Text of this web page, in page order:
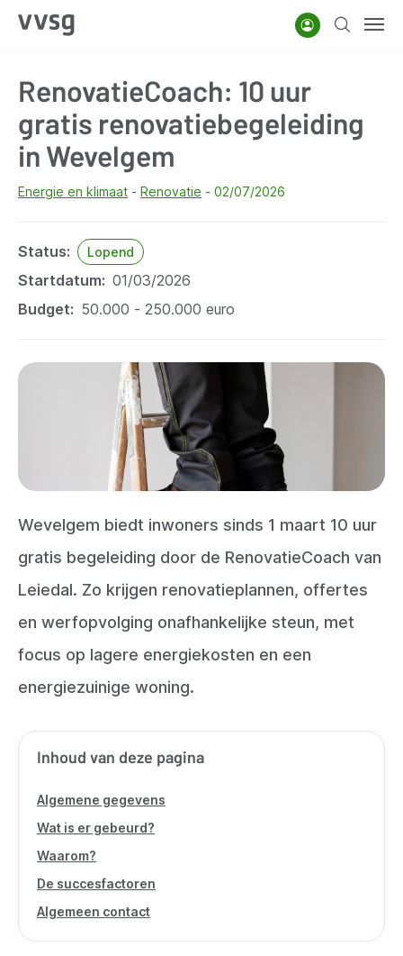
Overslaan
gaan
AccountZoeken
RenovatieCoach: 10 uur
gratis renovatiebegeleiding
in Wevelgem
Energie en klimaat Renovatie 02/07/2026
Status Lopend
Startdatum
01/03/2026
Budget
50.000 - 250.000 euro
Wevelgem biedt inwoners sinds 1 maart 10 uur
gratis begeleiding door de RenovatieCoach van
Leiedal. Zo krijgen renovatieplannen, offertes
en werfopvolging onafhankelijke steun, met
focus op lagere energiekosten en een
energiezuinige woning.
Inhoud van deze pagina
Algemene gegevens
Wat is er gebeurd?
Waarom?
De succesfactoren
Algemeen contact